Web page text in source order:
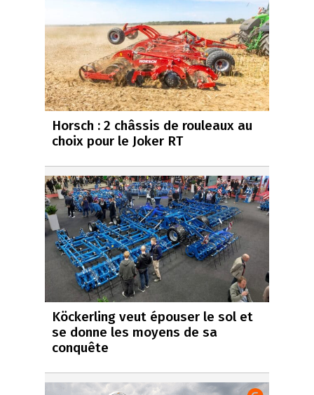
Horsch : 2 châssis de rouleaux au
choix pour le Joker RT
Köckerling veut épouser le sol et
se donne les moyens de sa
conquête